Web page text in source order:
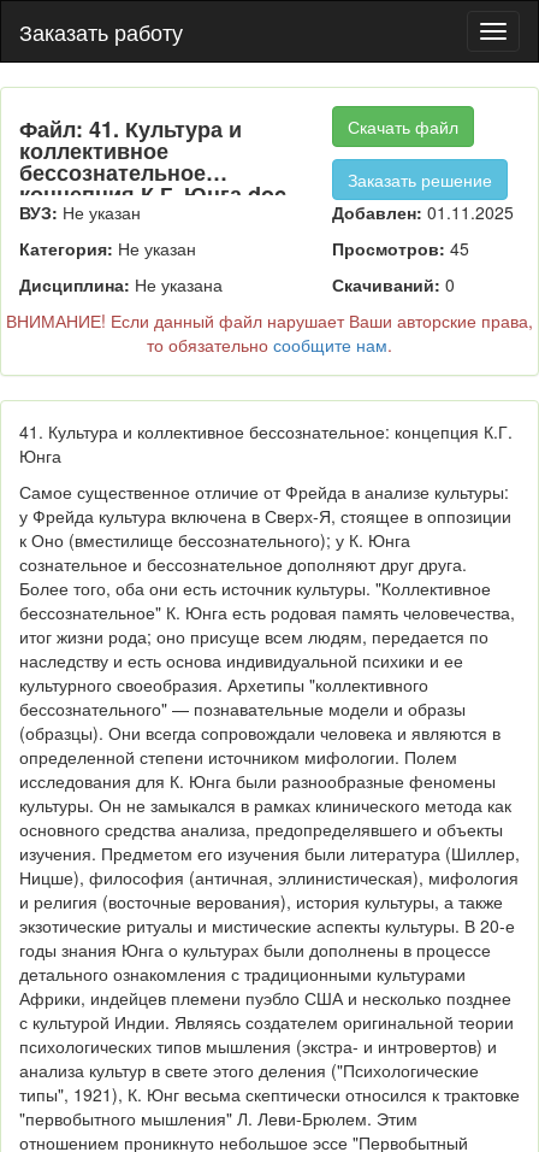
Заказать работу
Файл: 41. Культура и
коллективное
бессознательное
концепция К.Г. Юнга.doc
Скачать файл
Заказать решение
ВУЗ: Не указан
Категория: Не указан
Дисциплина: Не указана
Добавлен: 01.11.2025
Просмотров: 45
Скачиваний: 0
ВНИМАНИЕ! Если данный файл нарушает Ваши авторские права,
то обязательно сообщите нам.
41. Культура и коллективное бессознательное: концепция К.Г.
Юнга
Самое существенное отличие от Фрейда в анализе культуры:
у Фрейда культура включена в Сверх-Я, стоящее в оппозиции
к Оно (вместилище бессознательного); у К. Юнга
сознательное и бессознательное дополняют друг друга.
Более того, оба они есть источник культуры. "Коллективное
бессознательное" К. Юнга есть родовая память человечества,
итог жизни рода; оно присуще всем людям, передается по
наследству и есть основа индивидуальной психики и ее
культурного своеобразия. Архетипы "коллективного
бессознательного" — познавательные модели и образы
(образцы). Они всегда сопровождали человека и являются в
определенной степени источником мифологии. Полем
исследования для К. Юнга были разнообразные феномены
культуры. Он не замыкался в рамках клинического метода как
основного средства анализа, предопределявшего и объекты
изучения. Предметом его изучения были литература (Шиллер,
Ницше), философия (античная, эллинистическая), мифология
и религия (восточные верования), история культуры, а также
экзотические ритуалы и мистические аспекты культуры. В 20-е
годы знания Юнга о культурах были дополнены в процессе
детального ознакомления с традиционными культурами
Африки, индейцев племени пуэбло США и несколько позднее
с культурой Индии. Являясь создателем оригинальной теории
психологических типов мышления (экстра- и интровертов) и
анализа культур в свете этого деления ("Психологические
типы", 1921), К. Юнг весьма скептически относился к трактовке
"первобытного мышления" Л. Леви-Брюлем. Этим
отношением проникнуто небольшое эссе "Первобытный